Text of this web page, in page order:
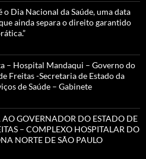
Dia Nacional da Saúde, uma data
ainda separa o direito garantido
– Hospital Mandaqui – Governo do
Freitas -Secretaria de Estado da
de Saúde – Gabinete
AO GOVERNADOR DO ESTADO DE
– COMPLEXO HOSPITALAR DO
NORTE DE SÃO PAULO